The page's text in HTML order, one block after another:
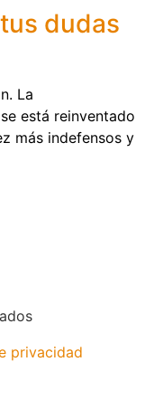
dudas
La
está reinventado
más indefensos y
privacidad